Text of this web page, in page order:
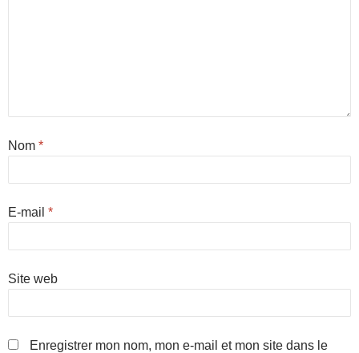
Nom *
E-mail *
Site web
Enregistrer mon nom, mon e-mail et mon site dans le